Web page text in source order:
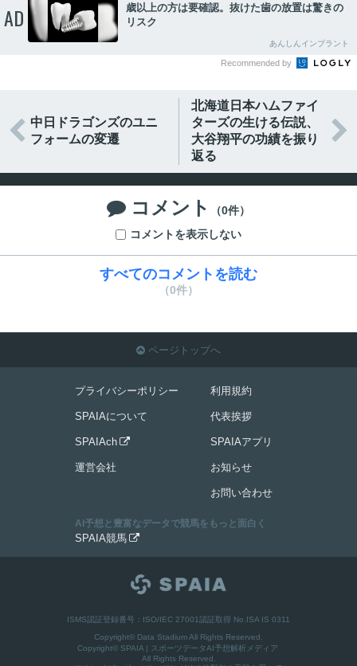
AD
歳以上の方は要確認。抜けた歯の放置は驚きの
リスク
あんしんインプラント
Recommended by
 中日ドラゴンズのユニ
フォームの変遷
北海道日本ハムファイ
ターズの生ける伝説、
大谷翔平の功績を振り
返る

 コメント
（0件）
コメントを表示しない
すべてのコメントを読む
（0件）
 ページトップへ
プライバシーポリシー
SPAIAについて
SPAIAch 
運営会社
利用規約
代表挨拶
SPAIAアプリ
お知らせ
お問い合わせ
AI予想と豊富なデータで競馬をもっと面白く
SPAIA競馬 
ISMS認証登録番号：ISO/IEC 27001認証取得 No.ISA IS 0311
Copyright© Data Stadium All Rights Reserved.
Copyright© SPAIA | スポーツデータAI予想解析メディア
All Rights Reserved.